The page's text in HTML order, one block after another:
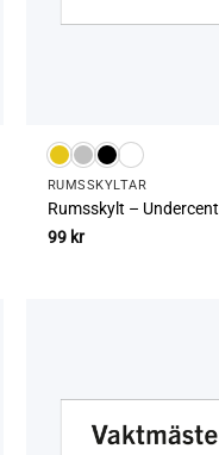
RUMS­SKYLTAR
Rumsskylt –
99 kr